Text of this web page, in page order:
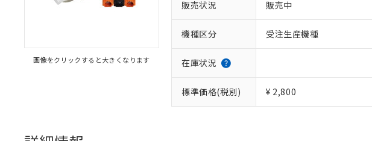
画像をクリックすると大きくなります
販売状況 販売中
機種区分 受注生産機種
在庫状況
標準価格(税別) ¥ 2,800